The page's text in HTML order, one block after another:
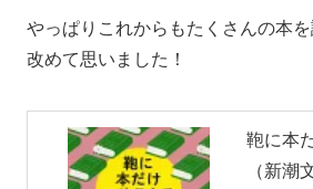
やっぱりこれからもたくさんの本
改めて思いました！
鞄に本
（新潮